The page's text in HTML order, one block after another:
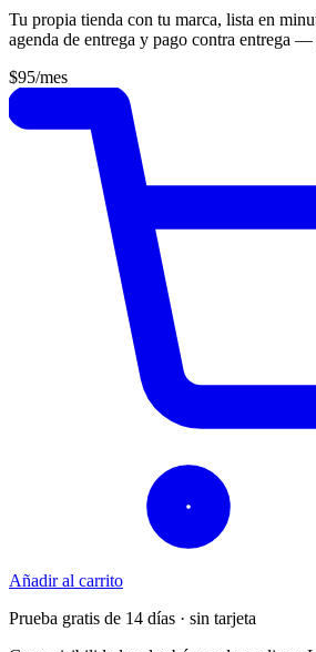
Tu propia tienda con tu marca, lista en
agenda de entrega y pago contra entrega
$95/mes
Añadir al carrito
Prueba gratis de 14 días · sin tarjeta